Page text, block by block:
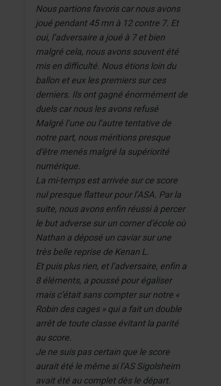
Nous partions favoris car nous avons
joué pendant 45 mn à 12 contre 7. Et
oui, l’adversaire a joué à 7 et bien
malgré cela, nous avons souvent été
mis en difficulté. Nous étions loin du
ballon et eux les premiers sur ces
derniers. Ils ont gagné énormément de
duels car nous les avons refusé
Malgré l’une ou l’autre tentative de
notre part, nous méritions presque
d’être menés malgré la supériorité
numérique.
La mi-temps est arrivée sur ce score
nul presque flatteur pour l’ASA. Par la
suite, nous avons enfin réussi à percer
le but adverse sur un corner d’école où
Nathan a déposé un caviar sur une
très belle reprise de Kenan L.
Et puis plus rien, et l’adversaire, enfin a
8 éléments, a poussé pour égaliser
mais c’était sans compter sur notre «
Robin des cages » qui a fait un double
arrêt de toute classe évitant la parité
au score.
Je ne suis pas certain que le score
aurait été le même si l’AS Sigolsheim
avait été au complet dès le départ.